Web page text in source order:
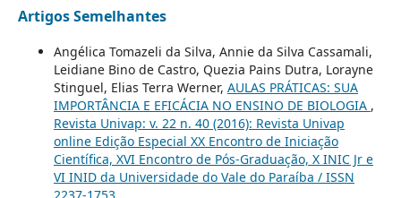
Artigos Semelhantes
Angélica Tomazeli da Silva, Annie da Silva Cassamali,
Leidiane Bino de Castro, Quezia Pains Dutra, Lorayne
Stinguel, Elias Terra Werner, AULAS PRÁTICAS: SUA
IMPORTÂNCIA E EFICÁCIA NO ENSINO DE BIOLOGIA ,
Revista Univap: v. 22 n. 40 (2016): Revista Univap
online Edição Especial XX Encontro de Iniciação
Científica, XVI Encontro de Pós-Graduação, X INIC Jr e
VI INID da Universidade do Vale do Paraíba / ISSN